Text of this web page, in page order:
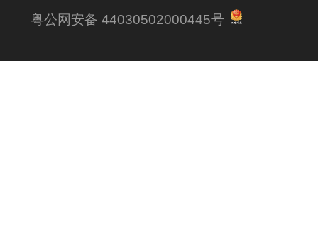
粤公网安备 44030502000445号